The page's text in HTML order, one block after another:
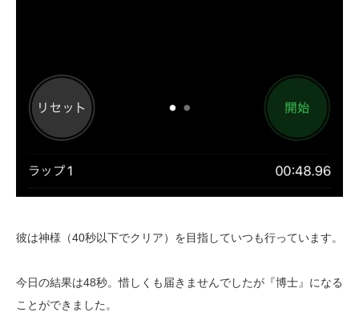
彼は神様（40秒以下でクリア）を目指していつも行っています。
今日の結果は48秒。惜しくも届きませんでしたが『博士』になる
ことができました。